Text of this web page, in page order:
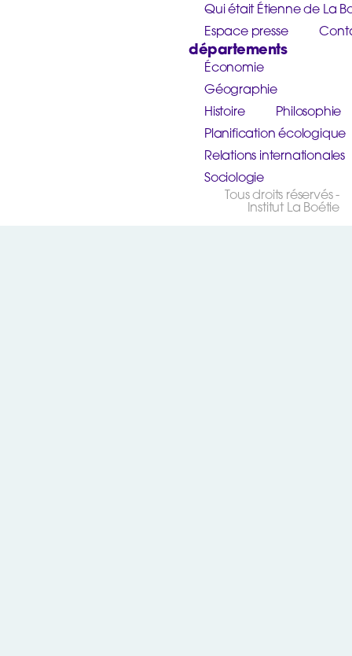
Qui était Étienne de La
Espace presse
départements
Économie
Géographie
Histoire
Philosophie
Planification écologique
Relations internationales
Sociologie
Tous droits réservés -
Institut La Boétie